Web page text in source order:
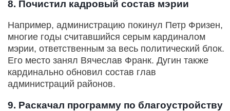
8. Почистил кадровый состав мэрии
Например, администрацию покинул Петр Фризен,
многие годы считавшийся серым кардиналом
мэрии, ответственным за весь политический блок.
Его место занял Вячеслав Франк. Дугин также
кардинально обновил состав глав
администраций районов.
9. Раскачал программу по благоустройству